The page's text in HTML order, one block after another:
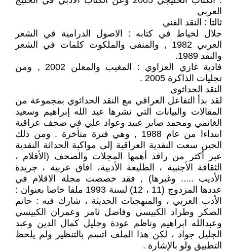
العربي
ثالثا : النقد الفني
جلال لخياط في كتابه : الاصول الدرامية في الشعر
العربي 1982 , والمنفى والملكوت كلمات في الشعر
والنقد 1989.
فادية غازي العزاوي : المغيب والمعلن 2002 , ومن
تجليات الذاكرة 2005 .
النقد الحداثوي
لقد بدأ التفاعل العراقي مع النقد الحداثوي بمجموعة من
المقالات والبيانات التي نشرها عبد الله إبراهيم وسعيد
الغانمي ومحمد صابر عبيد وعواد علي في صحف عراقية
ابتداءا من عام 1988 , وهي فترة متأخرة . ومن ذلك
الحين سعت النقدية العراقية إلى مواكبة الحداثة النقدية
عبر أكثر من رافد أهمها المجلات والصحف (الأقلام ،
الثقافة الأجنبية ، الطليعة الأدبية، افاق عربية ، جريدة
الأديب ..... وغيرها) , فقد خصصت مجلة الاقلام في
عددها المزدوج (11 ، 12) لسنة 1993 ملفا خاصا بعنوان :
الأدب العربي ، والمنهجيات الحديثة ، شارك فيه : حاتم
الصكر وطراد الكبيسي وفاضل ثامر وعمران الكبيسي
وعبدالله ابراهيم وناظم عودة وجليل كمال الدين وعبد
الجليل جواد ، لكن هذا الملف اتسم بالتنظير ولم يلحظ
التطبيق ولو بالإشارة .